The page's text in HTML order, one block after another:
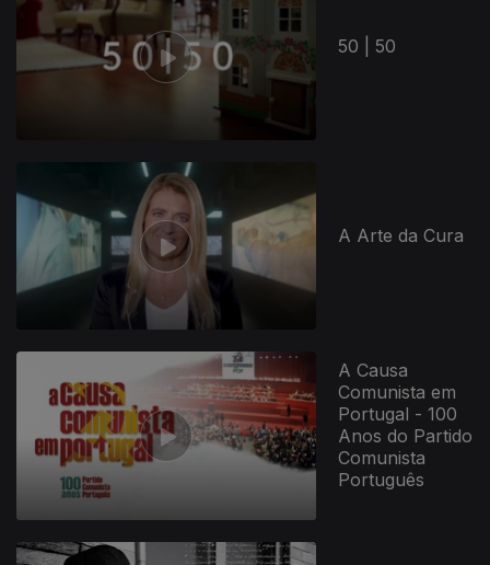
50 | 50
A Arte da Cura
A Causa
Comunista em
Portugal - 100
Anos do Partido
Comunista
Português